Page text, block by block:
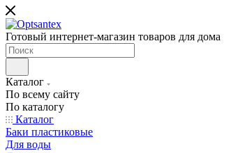
Готовый интернет-магазин товаров для дома
Каталог
По всему сайту
По каталогу
Каталог
Баки пластиковые
Для воды